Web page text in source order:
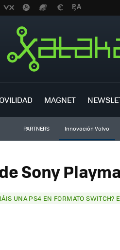
MAGNET
PARTNERS Innovación Volvo
Sony
UNA PS4 EN FORMATO SWITCH?